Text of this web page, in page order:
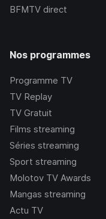
BFMTV direct
Nos programmes
Programme TV
TV Replay
TV Gratuit
Films streaming
Séries streaming
Sport streaming
Molotov TV Awards
Mangas streaming
Actu TV